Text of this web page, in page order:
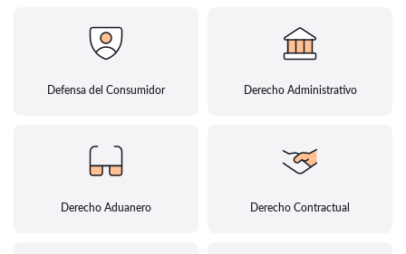
Defensa del Consumidor Derecho Administrativo
Derecho Aduanero Derecho Contractual